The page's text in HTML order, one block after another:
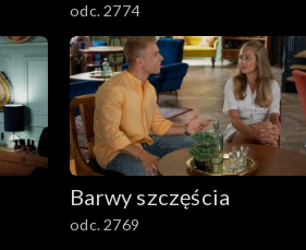
1001–1100
901–1000
801–900
782–800
odc. 2774
Barwy szczęścia
odc. 2769